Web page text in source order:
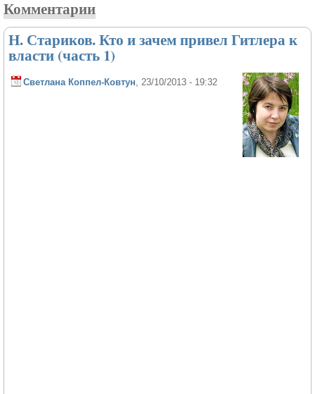
Комментарии
Н. Стариков. Кто и зачем привел Гитлера к
власти (часть 1)
Светлана Коппел-Ковтун , 23/10/2013 - 19:32